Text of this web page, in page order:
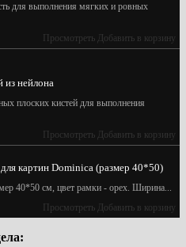
для выполнения мягких и ровных
Просмотреть Добавить в корзину
из нейлона
плоских кистей для выполнения
Просмотреть Добавить в корзину
картин Dominica (размер 40*50)
40*50 см, цвет рамки - орех. Ширина...
Просмотреть Добавить в корзину